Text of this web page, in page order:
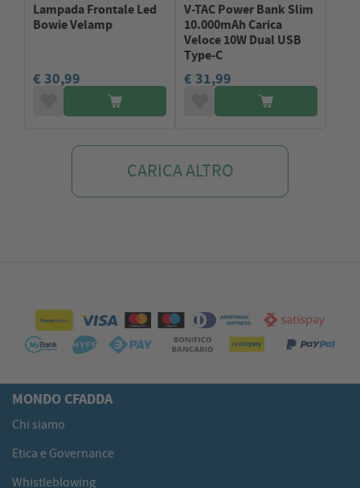
Lampada Frontale Led
Bowie Velamp
€ 30,99
V-TAC Power Bank Slim
10.000mAh Carica
Veloce 10W Dual USB
Type-C
€ 31,99
CARICA ALTRO
MONDO CFADDA
Chi siamo
Etica e Governance
Whistleblowing